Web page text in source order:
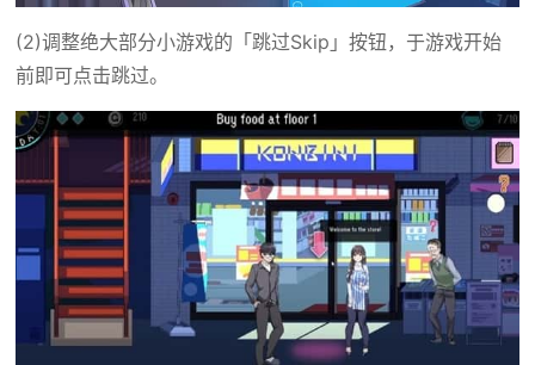
(2)调整绝大部分小游戏的「跳过Skip」按钮，于游戏开始
前即可点击跳过。